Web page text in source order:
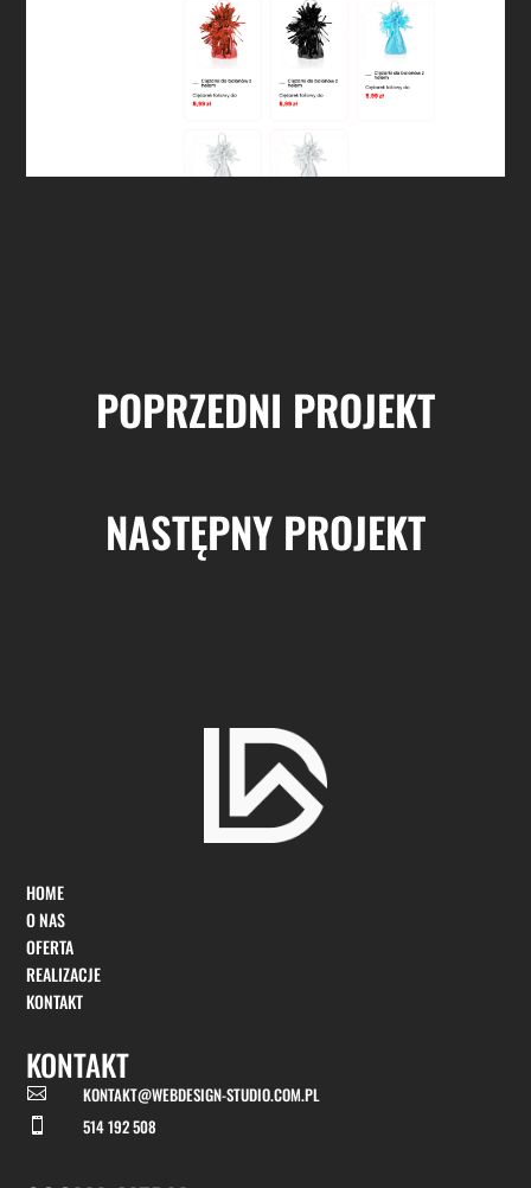
POPRZEDNI PROJEKT
NASTĘPNY PROJEKT
HOME
O NAS
OFERTA
REALIZACJE
KONTAKT
KONTAKT
 KONTAKT@WEBDESIGN-STUDIO.COM.PL
 514 192 508